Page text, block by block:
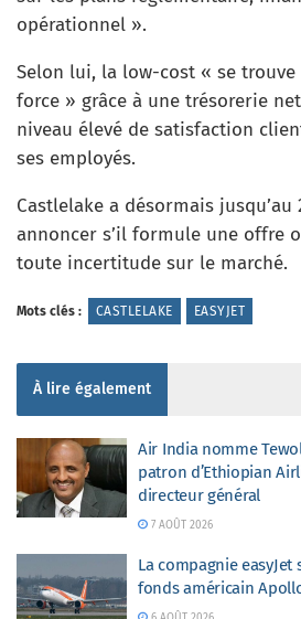
opérationnel ».
Selon lui, la low-cost « se
force » grâce à une trésorerie
niveau élevé de satisfaction
ses employés.
Castlelake a désormais
annoncer s’il formule une offre
toute incertitude sur le marché.
Mots clés : CASTLELAKE EASYJET
À lire également
Air India nomme
patron d’Ethiopian
directeur général
7 AOÛT 2026
La compagnie easyJet
fonds américain